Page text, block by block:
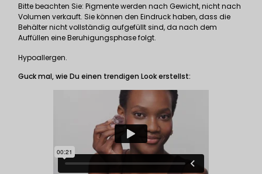
Bitte beachten Sie: Pigmente werden nach Gewicht, nicht nach
Volumen verkauft. Sie können den Eindruck haben, dass die
Behälter nicht vollständig aufgefüllt sind, da nach dem
Auffüllen eine Beruhigungsphase folgt.
Hypoallergen.
Guck mal, wie Du einen trendigen Look erstellst: